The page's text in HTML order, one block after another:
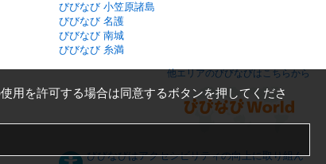
びびなび 小笠原諸島
びびなび 名護
びびなび 南城
びびなび 糸満
他エリアのびびなびはこちらから
びびなびはアクセシビリティの向上に取り組ん
用を許可する場合は同意するボタンを押してくださ